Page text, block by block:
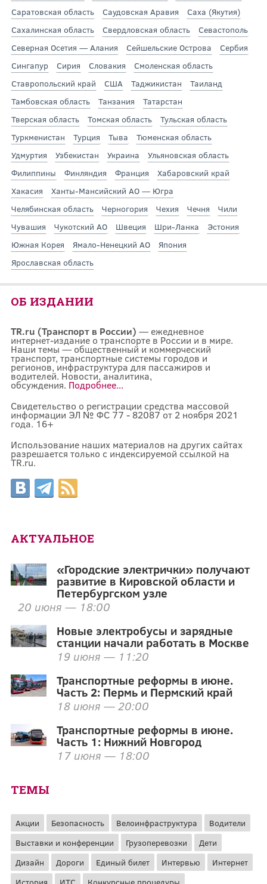
Саратовская область
Саудовская Аравия
Саха (Якутия)
Сахалинская область
Свердловская область
Севастополь
Северная Осетия — Алания
Сейшельские Острова
Сербия
Сингапур
Сирия Словакия
Смоленская область
Ставропольский край
США Таджикистан
Таиланд
Тамбовская область
Танзания
Татарстан
Тверская область
Томская область
Тульская область
Туркменистан
Турция Тыва
Тюменская область
Удмуртия
Узбекистан Украина
Ульяновская область
Филиппины
Финляндия Франция
Хабаровский край
Хакасия
Ханты-Мансийский АО — Югра
Челябинская область
Черногория Чехия Чечня
Чили
Чувашия
Чукотский АО Швеция Шри-Ланка
Эстония
Южная Корея
Ямало-Ненецкий АО
Япония
Ярославская область
ОБ ИЗДАНИИ
TR.ru (Транспорт в России) — ежедневное
интернет-издание о транспорте в России и в мире.
Наши темы — общественный и коммерческий
транспорт, транспортные системы городов и
регионов, инфраструктура для пассажиров и
водителей. Новости, аналитика,
обсуждения. Подробнее...
Свидетельство о регистрации средства массовой
информации ЭЛ № ФС 77 - 82087 от 2 ноября 2021
года. 16+
Использование наших материалов на других сайтах
разрешается только с индексируемой ссылкой на
TR.ru.
АКТУАЛЬНОЕ
«Городские электрички» получают
развитие в Кировской области и
Петербургском узле
20 июня — 18:00
Новые электробусы и зарядные
станции начали работать в Москве
19 июня — 11:20
Транспортные реформы в июне.
Часть 2: Пермь и Пермский край
18 июня — 20:00
Транспортные реформы в июне.
Часть 1: Нижний Новгород
17 июня — 18:00
ТЕМЫ
Акции Безопасность Велоинфраструктура
Водители
Выставки и конференции
Грузоперевозки
Дети
Дизайн
Дороги Единый билет Интервью
Интернет
История
ИТС Конкурсные процедуры